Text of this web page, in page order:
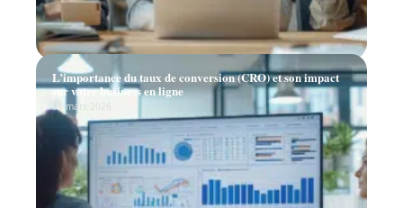
L’importance du taux de conversion (CRO) et son impact
sur votre business en ligne
11 mars 2026